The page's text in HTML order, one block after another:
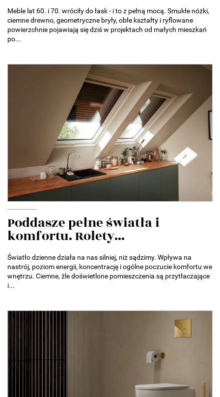
Meble lat 60. i 70. wróciły do łask - i to z pełną mocą. Smukłe nóżki,
ciemne drewno, geometryczne bryły, obłe kształty i ryflowane
powierzchnie pojawiają się dziś w projektach od małych mieszkań
po...
Poddasze pełne światła i
komfortu. Rolety...
Światło dzienne działa na nas silniej, niż sądzimy. Wpływa na
nastrój, poziom energii, koncentrację i ogólne poczucie komfortu we
wnętrzu. Ciemne, źle doświetlone pomieszczenia są przytłaczające
i...